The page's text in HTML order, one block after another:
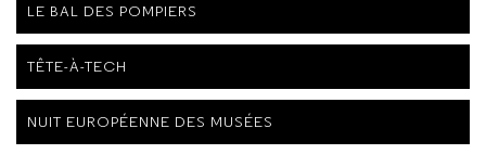
LE BAL DES POMPIERS
TÊTE-À-TECH
NUIT EUROPÉENNE DES MUSÉES